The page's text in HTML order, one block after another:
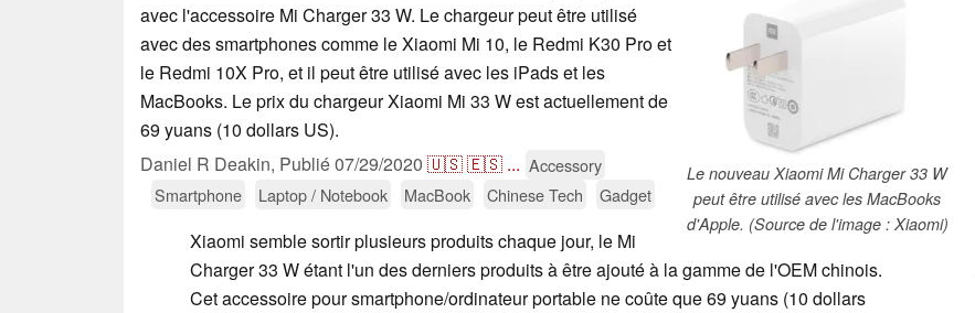
Le nouveau Xiaomi Mi Charger 33 W
peut être utilisé avec les MacBooks
d'Apple. (Source de l'image : Xiaomi)
avec l'accessoire Mi Charger 33 W. Le chargeur peut être utilisé
avec des smartphones comme le Xiaomi Mi 10, le Redmi K30 Pro et
le Redmi 10X Pro, et il peut être utilisé avec les iPads et les
MacBooks. Le prix du chargeur Xiaomi Mi 33 W est actuellement de
69 yuans (10 dollars US).
Daniel R Deakin, Publié07/29/2020 🇺🇸🇪🇸 ... Accessory
Smartphone
Laptop / Notebook MacBook Chinese Tech Gadget
Xiaomi semble sortir plusieurs produits chaque jour, le Mi
Charger 33 W étant l'un des derniers produits à être ajouté à la gamme de l'OEM chinois.
Cet accessoire pour smartphone/ordinateur portable ne coûte que 69 yuans (10 dollars